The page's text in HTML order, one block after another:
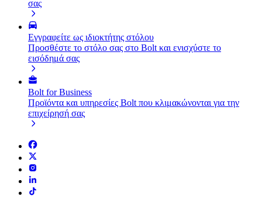
σας
Εγγραφείτε ως ιδιοκτήτης στόλου
Προσθέστε το στόλο σας στο Bolt και ενισχύστε το
εισόδημά σας
Bolt for Business
Προϊόντα και υπηρεσίες Bolt που κλιμακώνονται για την
επιχείρησή σας